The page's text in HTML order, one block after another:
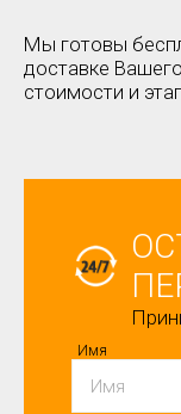
Мы готовы
доставке
стоимости и
Имя